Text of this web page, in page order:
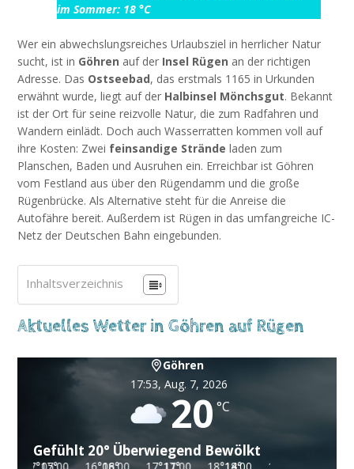
im Sommer: 18 °C
Wer ein abwechslungsreiches Urlaubsziel in herrlicher Natur
sucht, ist in Göhren auf der Insel Rügen an der richtigen
Adresse. Das Ostseebad, das erstmals 1165 in Urkunden
erwähnt wurde, liegt auf der Halbinsel Mönchsgut. Bekannt
ist der Ort für seine reizvolle Natur, die zum Radfahren und
Wandern einlädt. Doch auch Wasserratten kommen voll auf
ihre Kosten: Zwei feinsandige Strände laden zum
Planschen, Baden und Ausruhen ein. Erreichbar ist Göhren
vom Festland aus über den Rügendamm und die große
Rügenbrücke. Als Alternative steht für die Anreise die
Autofähre bereit. Außerdem ist Rügen in das umfangreiche IC-
Netz der Deutschen Bahn eingebunden.
Inhaltsverzeichnis
Aktuelles Wetter in Göhren auf Rügen
Göhren
17:53, Aug. 7, 2026
20 °C
Gefühlt 20° Überwiegend Bewölkt